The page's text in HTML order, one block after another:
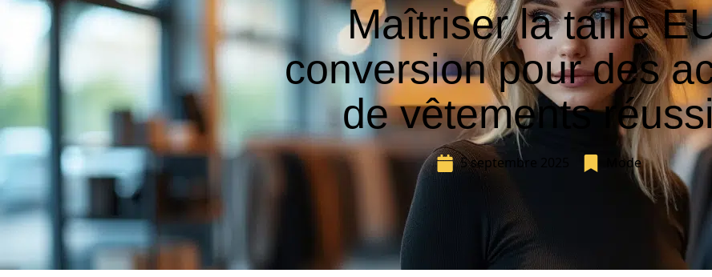
Maîtriser la taille
conversion pour des
de vêtements
5 septembre 2025 Mode